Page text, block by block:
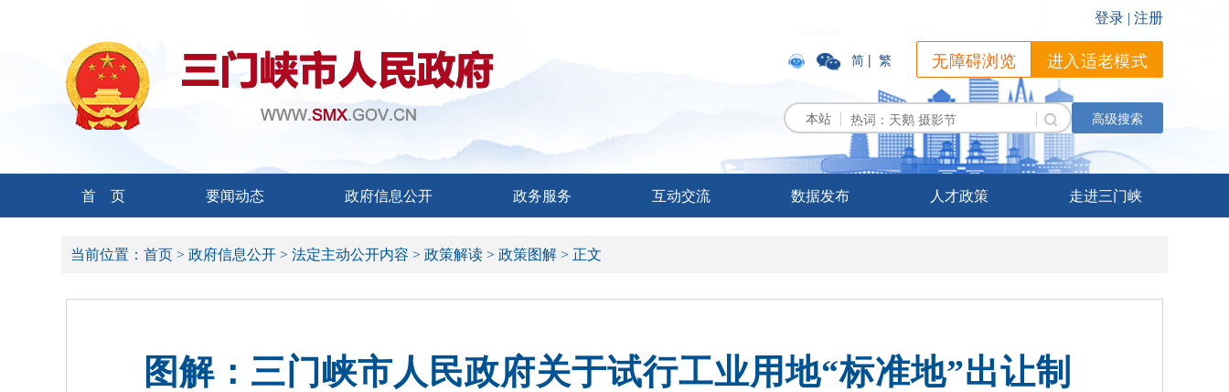
简 | 繁 无障碍浏览 进入适老模式
本站 高级搜索
首 页 要闻动态 政府信息公开 政务服务 互动交流 数据发布 人才政策 走进三门峡
当前位置： 首页 > 政府信息公开 > 法定主动公开内容 > 政策解读 > 政策图解 > 正文
图解：三门峡市人民政府关于试行工业用地“标准地”出让制